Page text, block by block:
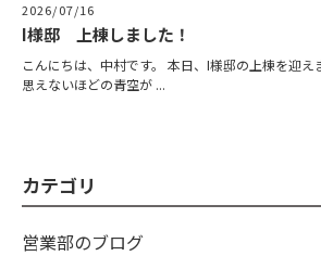
2026/07/16
I様邸 上棟しました！
こんにちは、中村です。 本日、I様邸の上棟を迎
思えないほどの青空が ...
カテゴリ
営業部のブログ